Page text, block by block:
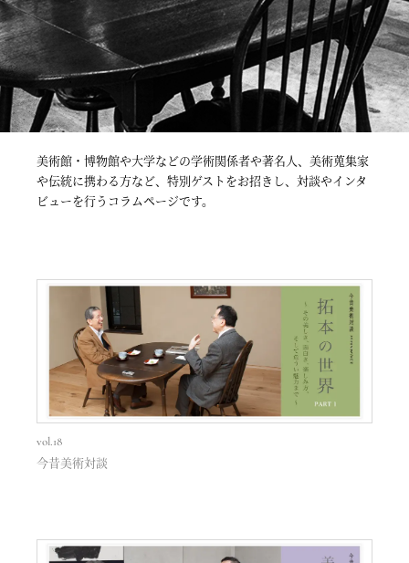
美術館・博物館や大学などの学術関係者や著名人、美術蒐集家
や伝統に携わる方など、特別ゲストをお招きし、対談やインタ
ビューを行うコラムページです。
vol.18
今昔美術対談